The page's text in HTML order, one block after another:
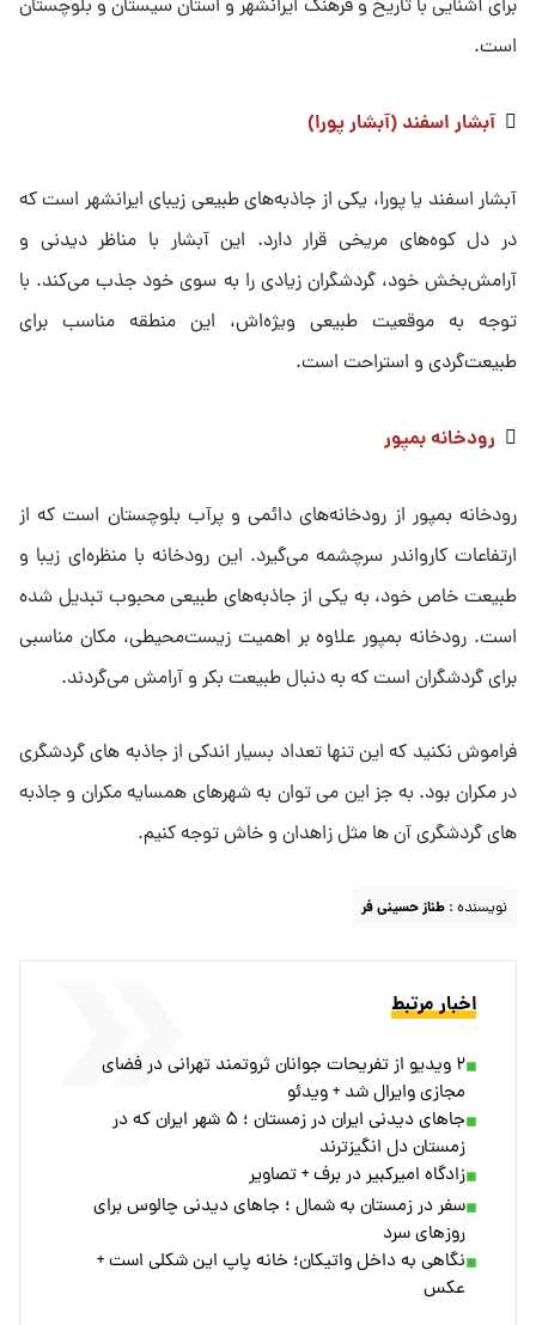
برای آشنایی با تاریخ و فرهنگ ایرانشهر و استان سیستان و بلوچستان
است.
 آبشار اسفند (آبشار پورا)
آبشار اسفند یا پورا، یکی از جاذبه‌های طبیعی زیبای ایرانشهر است که
در دل کوه‌های مریخی قرار دارد. این آبشار با مناظر دیدنی و
آرامش‌بخش خود، گردشگران زیادی را به سوی خود جذب می‌کند. با
توجه به موقعیت طبیعی ویژه‌اش، این منطقه مناسب برای
طبیعت‌گردی و استراحت است.
 رودخانه بمپور
رودخانه بمپور از رودخانه‌های دائمی و پرآب بلوچستان است که از
ارتفاعات کارواندر سرچشمه می‌گیرد. این رودخانه با منظره‌ای زیبا و
طبیعت خاص خود، به یکی از جاذبه‌های طبیعی محبوب تبدیل شده
است. رودخانه بمپور علاوه بر اهمیت زیست‌محیطی، مکان مناسبی
برای گردشگران است که به دنبال طبیعت بکر و آرامش می‌گردند.
فراموش نکنید که این تنها تعداد بسیار اندکی از جاذبه های گردشگری
در مکران بود. به جز این می توان به شهرهای همسایه مکران و جاذبه
های گردشگری آن ها مثل زاهدان و خاش توجه کنیم.
نویسنده : طناز حسینی فر
اخبار مرتبط
۲ ویدیو از تفریحات جوانان ثروتمند تهرانی در فضای
مجازی وایرال شد + ویدئو
جاهای دیدنی ایران در زمستان ؛ ۵ شهر ایران که در
زمستان دل انگیزترند
زادگاه امیرکبیر در برف + تصاویر
سفر در زمستان به شمال ؛ جاهای دیدنی چالوس برای
روزهای سرد
نگاهی به داخل واتیکان؛ خانه پاپ این شکلی است +
عکس